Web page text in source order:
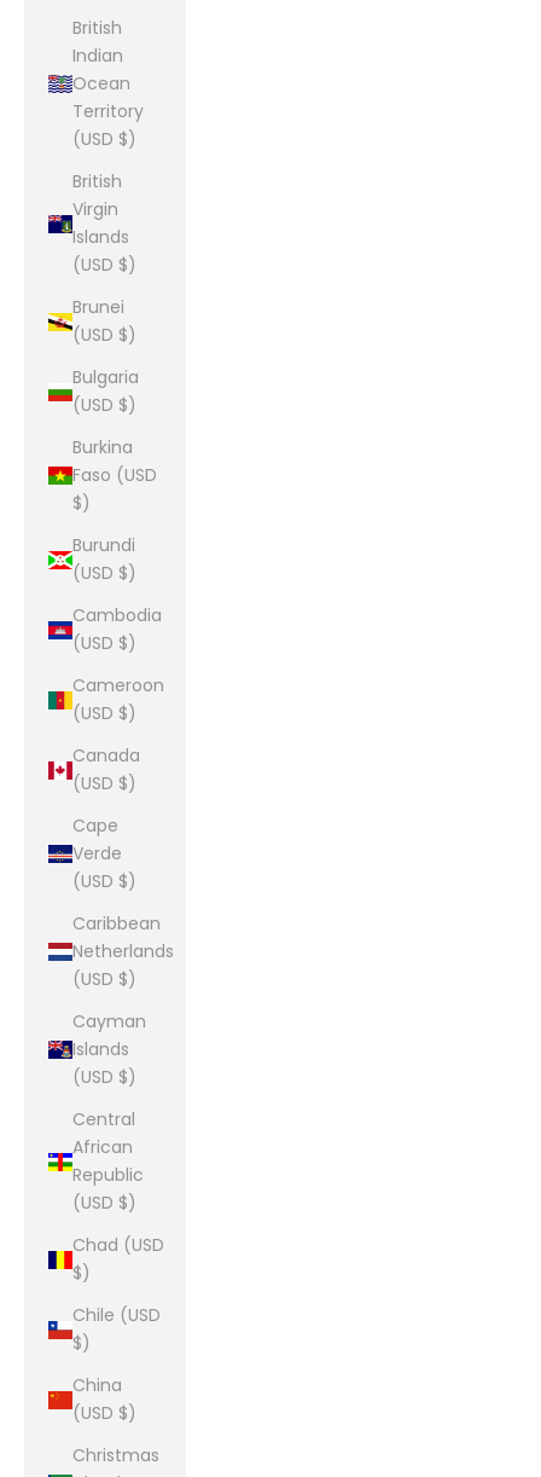
British
Indian
Ocean
Territory
(USD $)
British
Virgin
Islands
(USD $)
Brunei
(USD $)
Bulgaria
(USD $)
Burkina
Faso (USD
$)
Burundi
(USD $)
Cambodia
(USD $)
Cameroon
(USD $)
Canada
(USD $)
Cape
Verde
(USD $)
Caribbean
Netherlands
(USD $)
Cayman
Islands
(USD $)
Central
African
Republic
(USD $)
Chad (USD
$)
Chile (USD
$)
China
(USD $)
Christmas